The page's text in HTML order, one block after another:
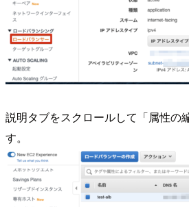
説明タブをスクロールして「属性の
す。